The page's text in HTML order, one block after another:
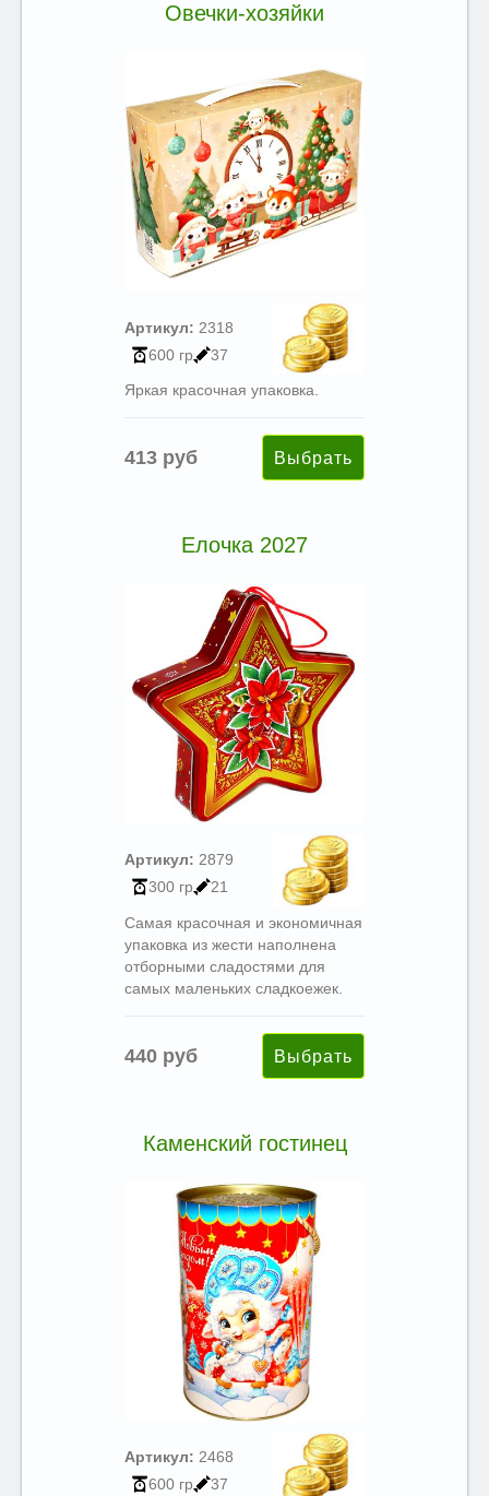
Овечки-хозяйки
Артикул: 2318
600 гр
37
Яркая красочная упаковка.
413 руб
Елочка 2027
Артикул: 2879
300 гр
21
Самая красочная и экономичная
упаковка из жести наполнена
отборными сладостями для
самых маленьких сладкоежек.
440 руб
Каменский гостинец
Артикул: 2468
600 гр
37